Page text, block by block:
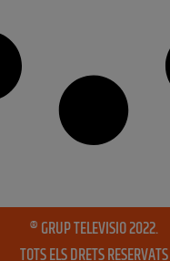
® GRUP TELEVISIO 2022.
TOTS ELS DRETS RESERVATS